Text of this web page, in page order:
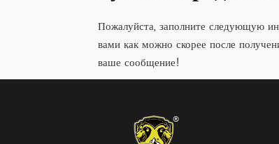
Пожалуйста, заполните следующую
вами как можно скорее после
ваше сообщение!